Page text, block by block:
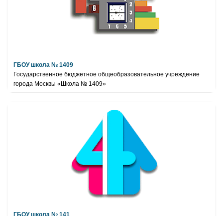
ГБОУ школа № 1409
Государственное бюджетное общеобразовательное учреждение
города Москвы «Школа № 1409»
ГБОУ школа № 141